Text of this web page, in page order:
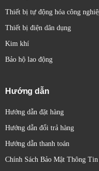
Thiết bị tự động hóa công
Thiết bị điện dân dụng
Kim khí
Bảo hộ lao động
Hướng dẫn
Hướng dẫn đặt hàng
Hướng dẫn đổi trả hàng
Hướng dẫn thanh toán
Chính Sách Bảo Mật Thông Tin